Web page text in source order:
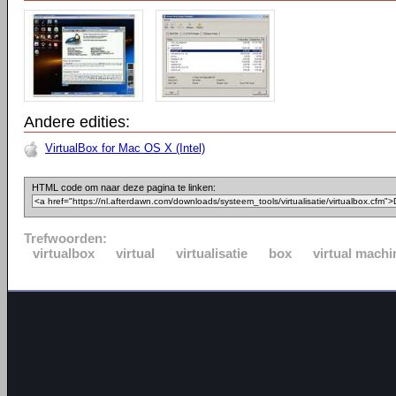
Andere edities:
VirtualBox for Mac OS X (Intel)
HTML code om naar deze pagina te linken:
Trefwoorden:
virtualbox
virtual virtualisatie box virtual